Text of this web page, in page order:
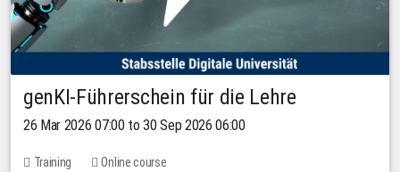
genKI-Führerschein für die Lehre
26 Mar 2026 07:00 to 30 Sep 2026 06:00
Training Online course